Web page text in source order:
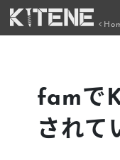
famで
されて